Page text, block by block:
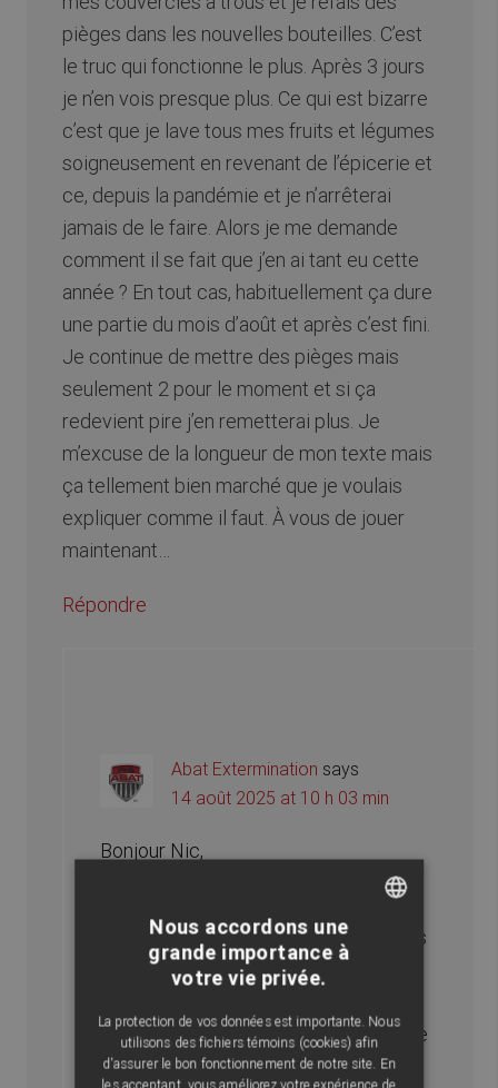
pièges dans les nouvelles bouteilles. C’est
le truc qui fonctionne le plus. Après 3 jours
je n’en vois presque plus. Ce qui est bizarre
c’est que je lave tous mes fruits et légumes
soigneusement en revenant de l’épicerie et
ce, depuis la pandémie et je n’arrêterai
jamais de le faire. Alors je me demande
comment il se fait que j’en ai tant eu cette
année ? En tout cas, habituellement ça dure
une partie du mois d’août et après c’est fini.
Je continue de mettre des pièges mais
seulement 2 pour le moment et si ça
redevient pire j’en remetterai plus. Je
m’excuse de la longueur de mon texte mais
ça tellement bien marché que je voulais
expliquer comme il faut. À vous de jouer
maintenant…
Répondre
Abat Extermination says
14 août 2025 at 10 h 03 min
Bonjour Nic,
Certaines années sont plus favorables
à leur reproduction, surtout avec
précautions, elles peuvent provenir de
micro-œufs déjà présents dans
FRENCH
Nous accordons une
grande importance à
votre vie privée.
La protection de vos données est importante. Nous
utilisons des fichiers témoins (cookies) afin
d'assurer le bon fonctionnement de notre site. En
les acceptant, vous améliorez votre expérience de